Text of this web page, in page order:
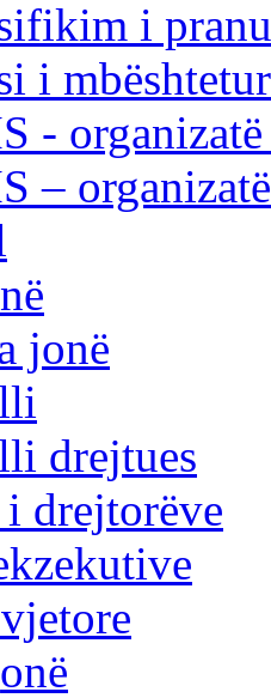
i
i
-
–
jonë
drejtues
drejtorëve